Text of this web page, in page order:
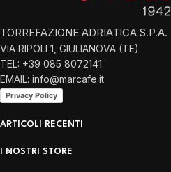
TORREFAZIONE ADRIATICA S.P.A.
VIA RIPOLI 1, GIULIANOVA (TE)
TEL: +39 085 8072141
EMAIL: info@marcafe.it
Privacy Policy
ARTICOLI RECENTI
I NOSTRI STORE